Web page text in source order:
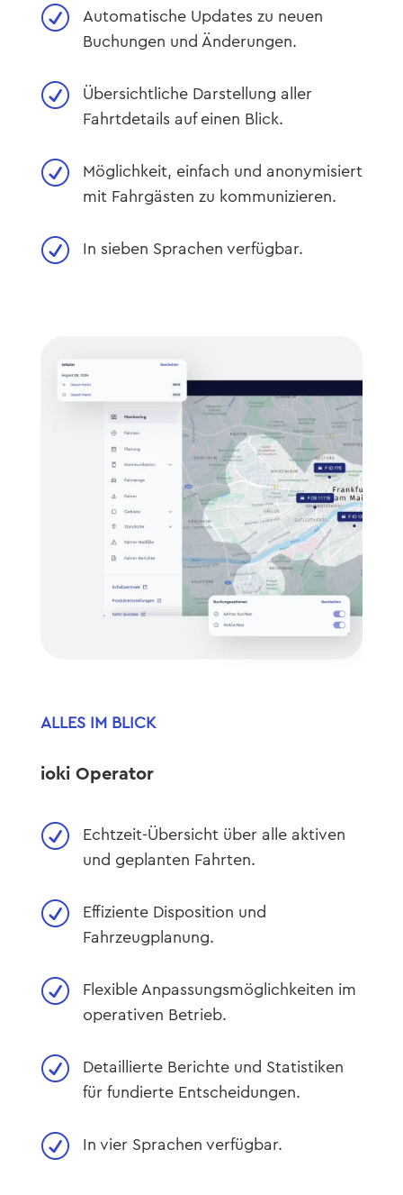
R
Automatische Updates zu neuen
Buchungen und Änderungen.
R
Übersichtliche Darstellung aller
Fahrtdetails auf einen Blick.
R
Möglichkeit, einfach und anonymisiert
mit Fahrgästen zu kommunizieren.
R In sieben Sprachen verfügbar.
ALLES IM BLICK
ioki Operator
R
Echtzeit-Übersicht über alle aktiven
und geplanten Fahrten.
R
Effiziente Disposition und
Fahrzeugplanung.
R
Flexible Anpassungsmöglichkeiten im
operativen Betrieb.
R
Detaillierte Berichte und Statistiken
für fundierte Entscheidungen.
R In vier Sprachen verfügbar.